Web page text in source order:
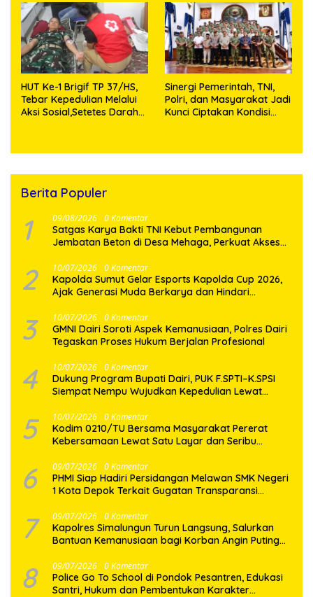
HUT Ke-1 Brigif TP 37/HS,
Tebar Kepedulian Melalui
Aksi Sosial,Setetes Darah
Sinergi Pemerintah, TNI,
Polri, dan Masyarakat Jadi
Kunci Ciptakan Kondisi
Berita Populer
1 09/08/2026 0 Komentar
Satgas Karya Bakti TNI Kebut Pembangunan
Jembatan Beton di Desa Mehaga, Perkuat Akses
2 10/07/2026 0 Komentar
Kapolda Sumut Gelar Esports Kapolda Cup 2026,
Ajak Generasi Muda Berkarya dan Hindari
3 10/07/2026 0 Komentar
GMNI Dairi Soroti Aspek Kemanusiaan, Polres Dairi
Tegaskan Proses Hukum Berjalan Profesional
4 10/07/2026 0 Komentar
Dukung Program Bupati Dairi, PUK F.SPTI–K.SPSI
Siempat Nempu Wujudkan Kepedulian Lewat
5 10/07/2026 0 Komentar
Kodim 0210/TU Bersama Masyarakat Pererat
Kebersamaan Lewat Satu Layar dan Seribu
6 09/07/2026 0 Komentar
PHMI Siap Hadiri Persidangan Melawan SMK Negeri
1 Kota Depok Terkait Gugatan Transparansi
7 09/07/2026 0 Komentar
Kapolres Simalungun Turun Langsung, Salurkan
Bantuan Kemanusiaan bagi Korban Angin Puting
8 09/07/2026 0 Komentar
Police Go To School di Pondok Pesantren, Edukasi
Santri, Hukum dan Pembentukan Karakter